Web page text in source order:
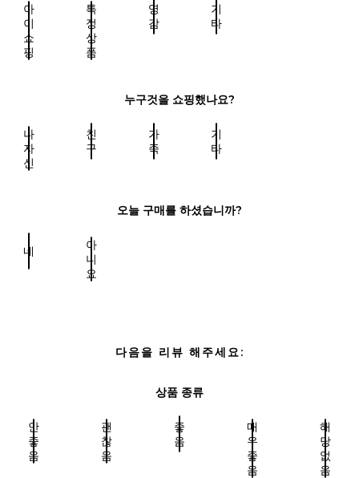
아
이
쇼
핑
특
정
상
품
영
감
기
타
누구것을 쇼핑했나요?
나
자
신
친
구
가
족
기
타
오늘 구매를 하셨습니까?
네
아
니
요
다음을 리뷰 해주세요:
상품 종류
안
좋
음
괜
찮
음
좋
음
매
우
좋
음
해
당
없
음